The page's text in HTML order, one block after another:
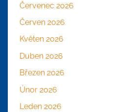
Červenec 2026
Červen 2026
Květen 2026
Duben 2026
Březen 2026
Únor 2026
Leden 2026